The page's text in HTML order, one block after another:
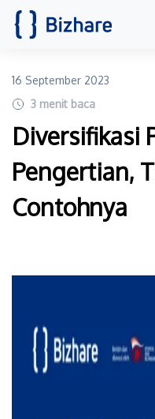
16 September 2023
3 menit baca
Diversifikasi
Pengertian,
Contohnya